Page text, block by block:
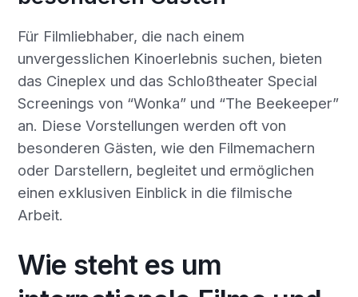
Für Filmliebhaber, die nach einem
unvergesslichen Kinoerlebnis suchen, bieten
das Cineplex und das Schloßtheater Special
Screenings von “Wonka” und “The Beekeeper”
an. Diese Vorstellungen werden oft von
besonderen Gästen, wie den Filmemachern
oder Darstellern, begleitet und ermöglichen
einen exklusiven Einblick in die filmische
Arbeit.
Wie steht es um